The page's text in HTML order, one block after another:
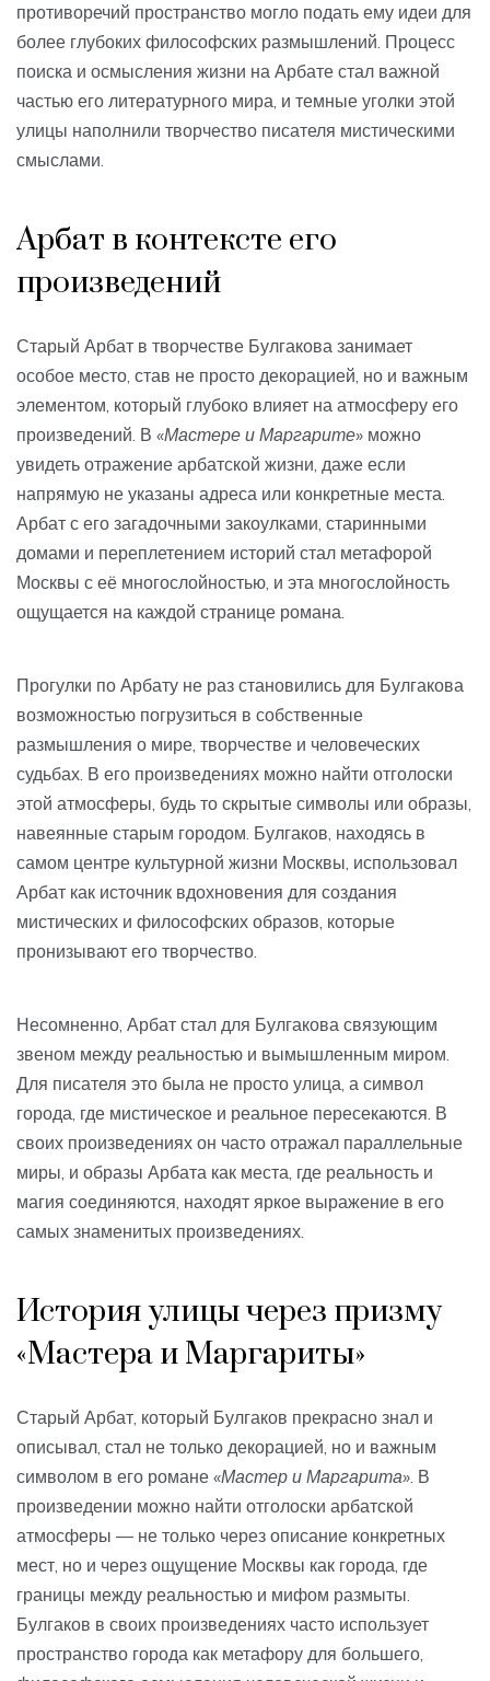
противоречий пространство могло подать ему идеи для
более глубоких философских размышлений. Процесс
поиска и осмысления жизни на Арбате стал важной
частью его литературного мира, и темные уголки этой
улицы наполнили творчество писателя мистическими
смыслами.
Арбат в контексте его
произведений
Старый Арбат в творчестве Булгакова занимает
особое место, став не просто декорацией, но и важным
элементом, который глубоко влияет на атмосферу его
произведений. В «Мастере и Маргарите» можно
увидеть отражение арбатской жизни, даже если
напрямую не указаны адреса или конкретные места.
Арбат с его загадочными закоулками, старинными
домами и переплетением историй стал метафорой
Москвы с её многослойностью, и эта многослойность
ощущается на каждой странице романа.
Прогулки по Арбату не раз становились для Булгакова
возможностью погрузиться в собственные
размышления о мире, творчестве и человеческих
судьбах. В его произведениях можно найти отголоски
этой атмосферы, будь то скрытые символы или образы,
навеянные старым городом. Булгаков, находясь в
самом центре культурной жизни Москвы, использовал
Арбат как источник вдохновения для создания
мистических и философских образов, которые
пронизывают его творчество.
Несомненно, Арбат стал для Булгакова связующим
звеном между реальностью и вымышленным миром.
Для писателя это была не просто улица, а символ
города, где мистическое и реальное пересекаются. В
своих произведениях он часто отражал параллельные
миры, и образы Арбата как места, где реальность и
магия соединяются, находят яркое выражение в его
самых знаменитых произведениях.
История улицы через призму
«Мастера и Маргариты»
Старый Арбат, который Булгаков прекрасно знал и
описывал, стал не только декорацией, но и важным
символом в его романе «Мастер и Маргарита». В
произведении можно найти отголоски арбатской
атмосферы — не только через описание конкретных
мест, но и через ощущение Москвы как города, где
границы между реальностью и мифом размыты.
Булгаков в своих произведениях часто использует
пространство города как метафору для большего,